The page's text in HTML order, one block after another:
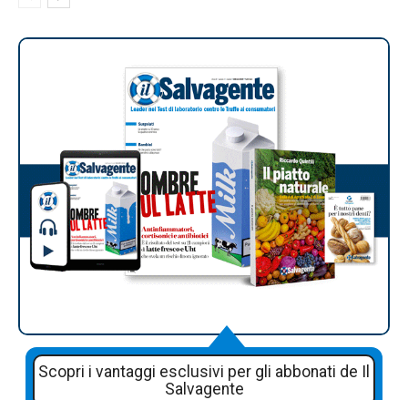
Scopri i vantaggi esclusivi per gli abbonati de Il
Salvagente